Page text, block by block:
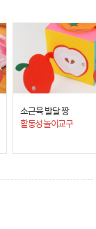
소근육 발달 짱
활동성 놀이교구